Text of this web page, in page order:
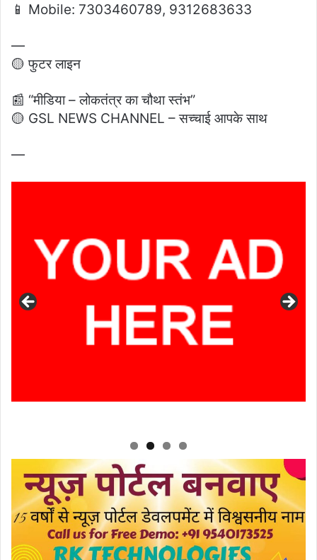
📱 Mobile: 7303460789, 9312683633
—
🟡 फुटर लाइन
📰 “मीडिया – लोकतंत्र का चौथा स्तंभ”
🟡 GSL NEWS CHANNEL – सच्चाई आपके साथ
—